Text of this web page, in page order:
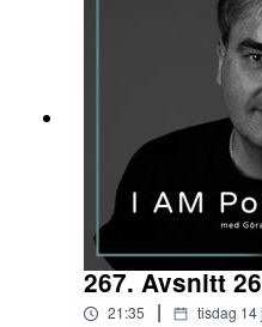
267. Avsnitt
21:35 | tisdag 14